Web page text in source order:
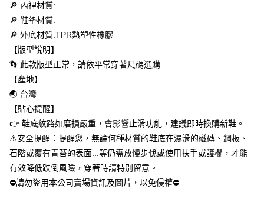
ATM／網路銀行／等多元方式進行付款，方視為交易完成。
※ 請注意：結帳手續完成當下不需立刻繳費，但若您需要取消訂單，請聯絡
購買商品的店家。未經商家同意取消之訂單仍視為有效，需透過AFTEE先享
後付繳納相關費用。
※ 交易是否成功請以「AFTEE先享後付 」之結帳頁面顯示為準，若有關於
是否繳費成功／繳費後需取消欲退款等相關疑問，請聯繫「AFTEE先享後付
【注意事項】
１．透過由恩沛科技股份有限公司提供之「AFTEE先享後付」服務完成之交
易，需依本服務之必要範圍內提供個人資料，並將交易相關給付款項請求債
權轉讓予恩沛科技股份有限公司。
２．關於個人資料處理事宜，請瀏覽以下網址：
３．未成年的使用者請事先徵得法定代理人或監護人之同意方可使用
「AFTEE先享後付」，若未經同意申辦者引起之損失，本公司不負相關責
任。
４．使用「AFTEE先享後付」時，將依據個別帳號之用戶狀況，依本公司即
每筆NT$50，滿NT$699(含以上)免運費
付款後萊爾富取貨
每筆NT$50，滿NT$699(含以上)免運費
7-11取貨付款
每筆NT$60，滿NT$699(含以上)免運費
付款後7-11取貨
每筆NT$60，滿NT$699(含以上)免運費
宅配
每筆NT$100，滿NT$699(含以上)免運費
🔎 內裡材質:
🔎 鞋墊材質:
🔎 外底材質:TPR熱塑性橡膠
【版型說明】
👣 此款版型正常，請依平常穿著尺碼選購
【產地】
🌏 台灣
【貼心提醒】
👉 鞋底紋路如磨損嚴重，會影響止滑功能，建議即時換購新鞋。
⚠️安全提醒：提醒您，無論何種材質的鞋底在濕滑的磁磚、鋼板、
石階或覆有青苔的表面...等仍需放慢步伐或使用扶手或護欄，才能
有效降低跌倒風險，穿著時請特別留意。
⛔請勿盜用本公司賣場資訊及圖片，以免侵權⛔